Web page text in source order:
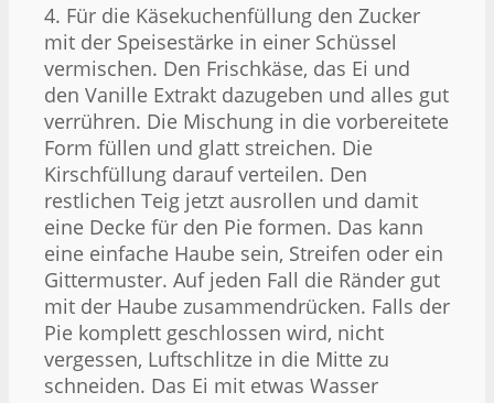
4. Für die Käsekuchenfüllung den Zucker
mit der Speisestärke in einer Schüssel
vermischen. Den Frischkäse, das Ei und
den Vanille Extrakt dazugeben und alles gut
verrühren. Die Mischung in die vorbereitete
Form füllen und glatt streichen. Die
Kirschfüllung darauf verteilen. Den
restlichen Teig jetzt ausrollen und damit
eine Decke für den Pie formen. Das kann
eine einfache Haube sein, Streifen oder ein
Gittermuster. Auf jeden Fall die Ränder gut
mit der Haube zusammendrücken. Falls der
Pie komplett geschlossen wird, nicht
vergessen, Luftschlitze in die Mitte zu
schneiden. Das Ei mit etwas Wasser